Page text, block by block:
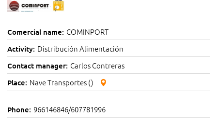
Comercial name: COMINPORT
Activity: Distribución Alimentación
Contact manager: Carlos Contreras
Place: Nave Transportes ()
Phone: 966146846/607781996